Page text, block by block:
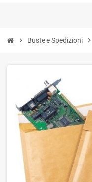
chevron_right Buste e Spedizioni chevron_right